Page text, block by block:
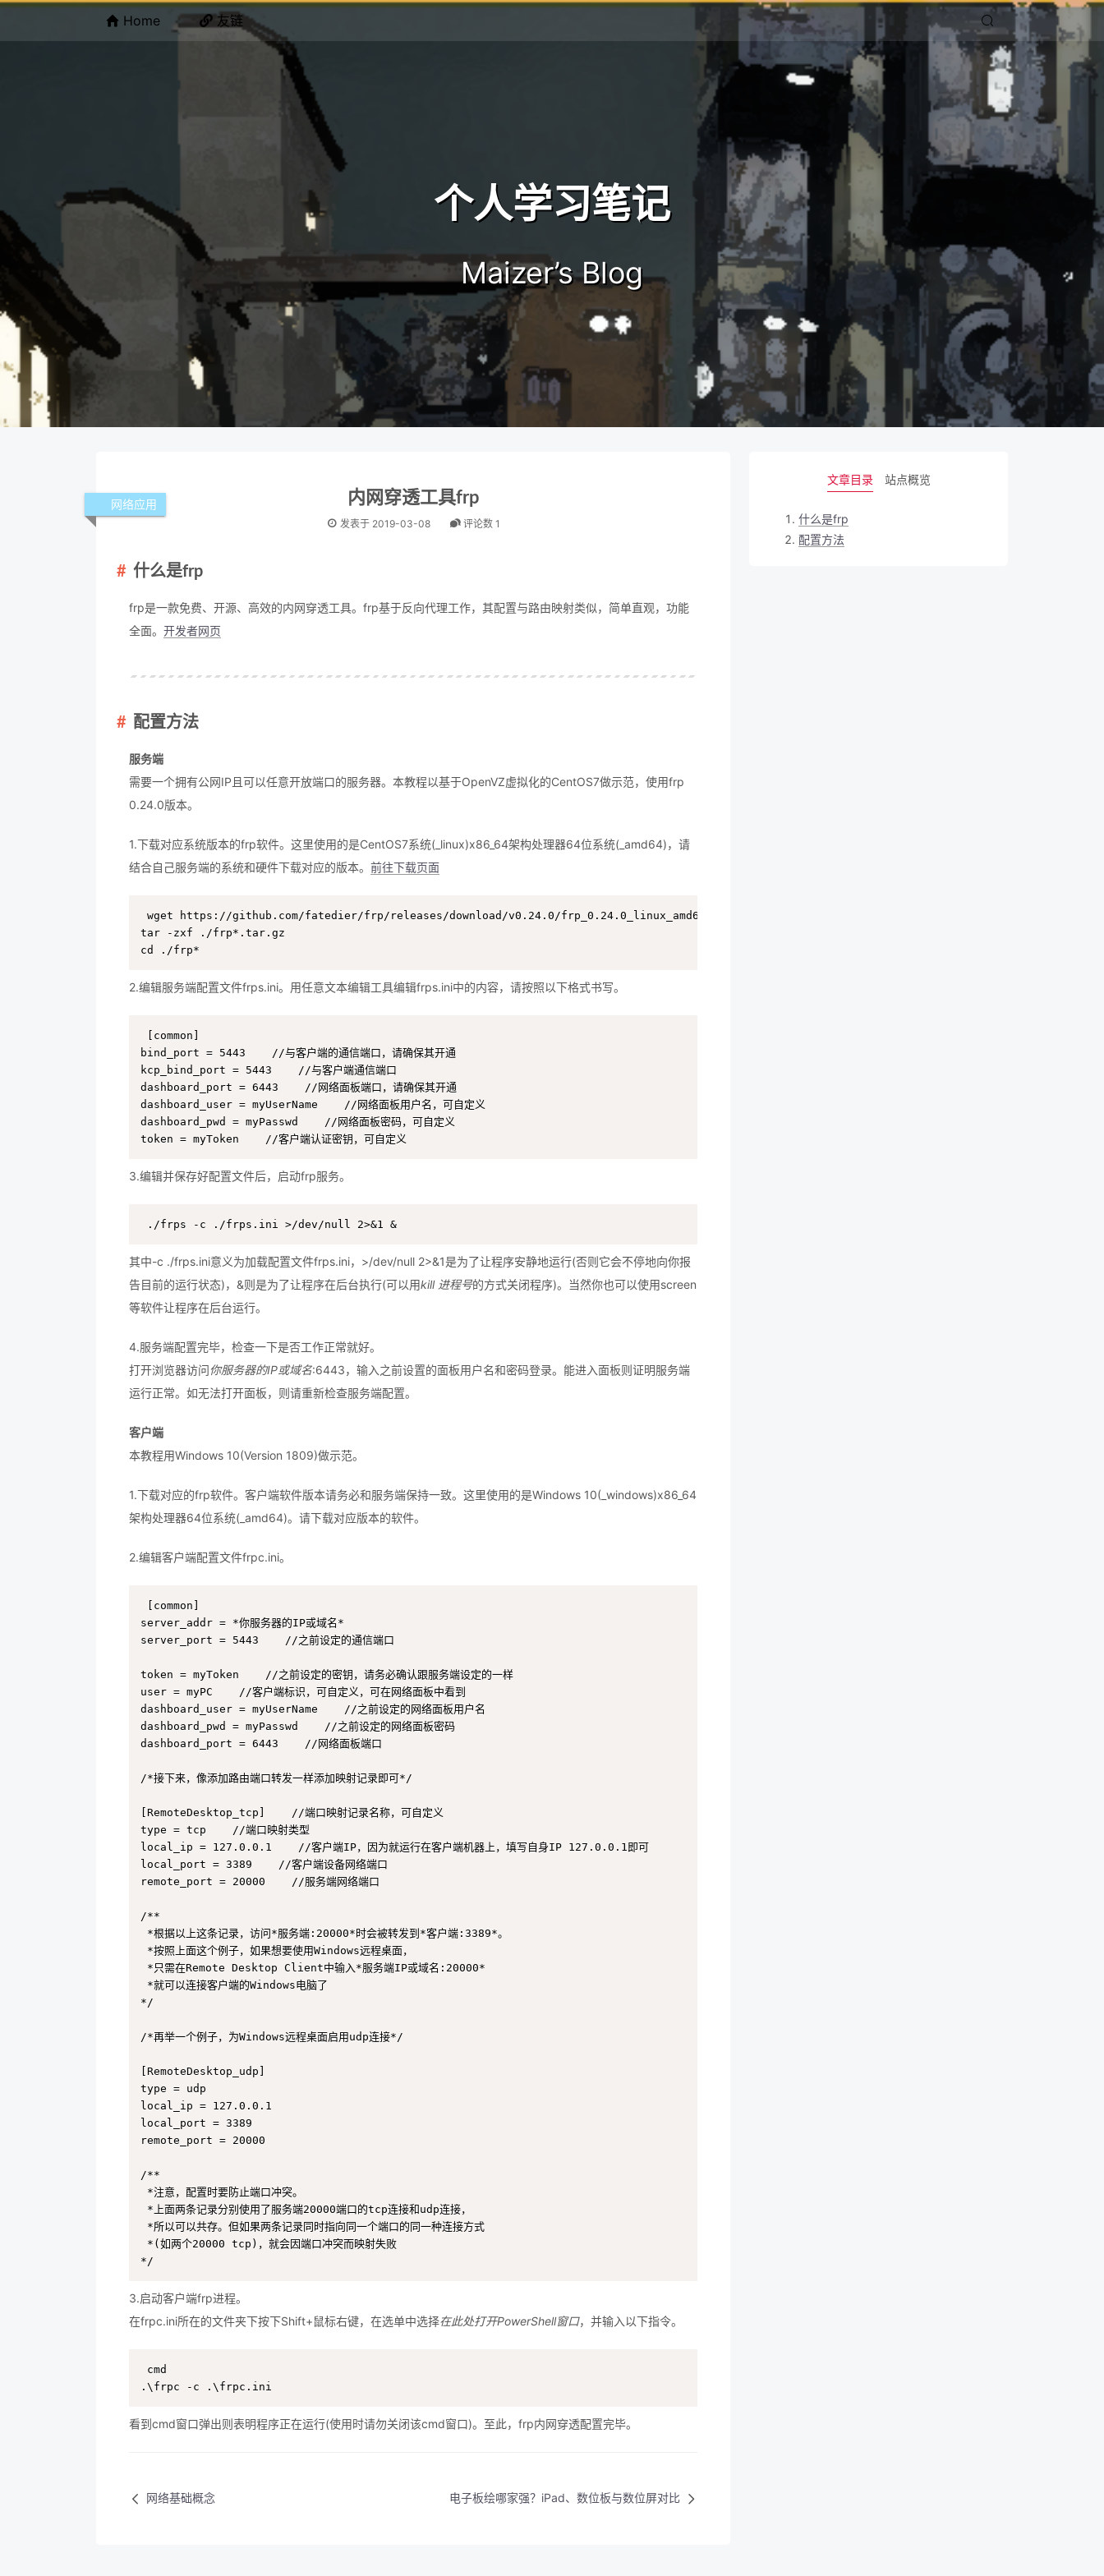
Home 友链
个人学习笔记
Maizer’s Blog
文章目录 站点概览
什么是frp
配置方法
网络应用 内网穿透工具frp
发表于 2019-03-08 评论数 1
什么是frp
frp是一款免费、开源、高效的内网穿透工具。frp基于反向代理工作，其配置与路由映射类似，简单直观，功能
全面。 开发者网页
配置方法
服务端
需要一个拥有公网IP且可以任意开放端口的服务器。本教程以基于OpenVZ虚拟化的CentOS7做示范，使用frp
0.24.0版本。
1.下载对应系统版本的frp软件。这里使用的是CentOS7系统(_linux)x86_64架构处理器64位系统(_amd64)，请
结合自己服务端的系统和硬件下载对应的版本。 前往下载页面
wget https://github.com/fatedier/frp/releases/download/v0.24.0/frp_0.24.0_linux_amd64.tar.gz
tar -zxf ./frp*.tar.gz
cd ./frp*
2.编辑服务端配置文件frps.ini。用任意文本编辑工具编辑frps.ini中的内容，请按照以下格式书写。
[common]
bind_port = 5443    //与客户端的通信端口，请确保其开通
kcp_bind_port = 5443    //与客户端通信端口
dashboard_port = 6443    //网络面板端口，请确保其开通
dashboard_user = myUserName    //网络面板用户名，可自定义
dashboard_pwd = myPasswd    //网络面板密码，可自定义
token = myToken    //客户端认证密钥，可自定义
3.编辑并保存好配置文件后，启动frp服务。
./frps -c ./frps.ini >/dev/null 2>&1 &
其中-c ./frps.ini意义为加载配置文件frps.ini，>/dev/null 2>&1是为了让程序安静地运行(否则它会不停地向你报
告目前的运行状态)，&则是为了让程序在后台执行(可以用kill 进程号的方式关闭程序)。当然你也可以使用screen
等软件让程序在后台运行。
4.服务端配置完毕，检查一下是否工作正常就好。
打开浏览器访问你服务器的IP或域名:6443，输入之前设置的面板用户名和密码登录。能进入面板则证明服务端
运行正常。如无法打开面板，则请重新检查服务端配置。
客户端
本教程用Windows 10(Version 1809)做示范。
1.下载对应的frp软件。客户端软件版本请务必和服务端保持一致。这里使用的是Windows 10(_windows)x86_64
架构处理器64位系统(_amd64)。请下载对应版本的软件。
2.编辑客户端配置文件frpc.ini。
[common]
server_addr = *你服务器的IP或域名*
server_port = 5443    //之前设定的通信端口
token = myToken    //之前设定的密钥，请务必确认跟服务端设定的一样
user = myPC    //客户端标识，可自定义，可在网络面板中看到
dashboard_user = myUserName    //之前设定的网络面板用户名
dashboard_pwd = myPasswd    //之前设定的网络面板密码
dashboard_port = 6443    //网络面板端口
/*接下来，像添加路由端口转发一样添加映射记录即可*/
[RemoteDesktop_tcp]    //端口映射记录名称，可自定义
type = tcp    //端口映射类型
local_ip = 127.0.0.1    //客户端IP，因为就运行在客户端机器上，填写自身IP 127.0.0.1即可
local_port = 3389    //客户端设备网络端口
remote_port = 20000    //服务端网络端口
/**
*根据以上这条记录，访问*服务端:20000*时会被转发到*客户端:3389*。
*按照上面这个例子，如果想要使用Windows远程桌面，
*只需在Remote Desktop Client中输入*服务端IP或域名:20000*
*就可以连接客户端的Windows电脑了
*/
/*再举一个例子，为Windows远程桌面启用udp连接*/
[RemoteDesktop_udp]
type = udp
local_ip = 127.0.0.1
local_port = 3389
remote_port = 20000
/**
*注意，配置时要防止端口冲突。
*上面两条记录分别使用了服务端20000端口的tcp连接和udp连接，
*所以可以共存。但如果两条记录同时指向同一个端口的同一种连接方式
*(如两个20000 tcp)，就会因端口冲突而映射失败
*/
3.启动客户端frp进程。
在frpc.ini所在的文件夹下按下Shift+鼠标右键，在选单中选择在此处打开PowerShell窗口，并输入以下指令。
cmd
.\frpc -c .\frpc.ini
看到cmd窗口弹出则表明程序正在运行(使用时请勿关闭该cmd窗口)。至此，frp内网穿透配置完毕。
网络基础概念 电子板绘哪家强？iPad、数位板与数位屏对比